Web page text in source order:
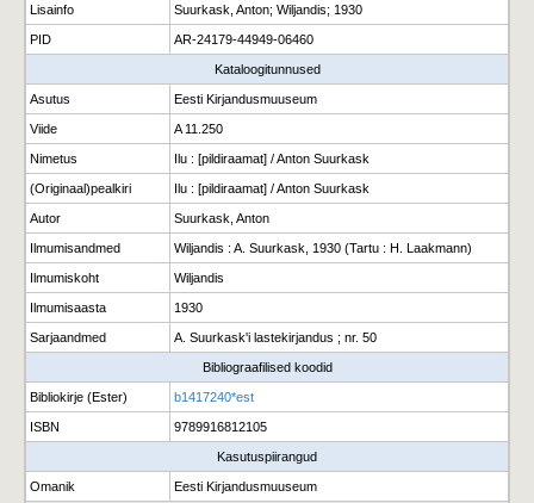
Lisainfo Suurkask, Anton; Wiljandis; 1930
PID AR-24179-44949-06460
Kataloogitunnused
Asutus Eesti Kirjandusmuuseum
Viide A 11.250
Nimetus Ilu : [pildiraamat] / Anton Suurkask
(Originaal)pealkiri Ilu : [pildiraamat] / Anton Suurkask
Autor Suurkask, Anton
Ilmumisandmed Wiljandis : A. Suurkask, 1930 (Tartu : H. Laakmann)
Ilmumiskoht Wiljandis
Ilmumisaasta 1930
Sarjaandmed A. Suurkask'i lastekirjandus ; nr. 50
Bibliograafilised koodid
Bibliokirje (Ester) b1417240*est
ISBN 9789916812105
Kasutuspiirangud
Omanik Eesti Kirjandusmuuseum